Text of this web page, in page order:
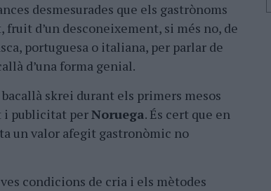
desmesurades que els gastrònoms
fruit d’un desconeixement, si més no, de
portuguesa o italiana, per parlar de
d’una forma genial.
skrei durant els primers mesos
i publicitat perNoruega. És cert que en
un valor afegit gastronòmic no
condicions de cria i els mètodes